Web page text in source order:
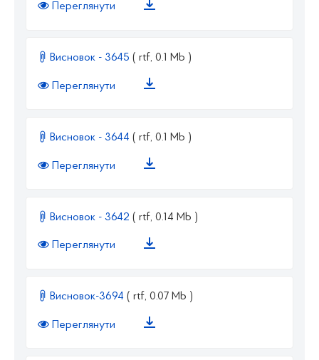
Переглянути
Висновок - 3645 ( rtf, 0.1 Mb )
Переглянути
Висновок - 3644 ( rtf, 0.1 Mb )
Переглянути
Висновок - 3642 ( rtf, 0.14 Mb )
Переглянути
Висновок-3694 ( rtf, 0.07 Mb )
Переглянути